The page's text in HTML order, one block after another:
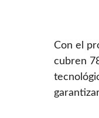
Con el
cubren